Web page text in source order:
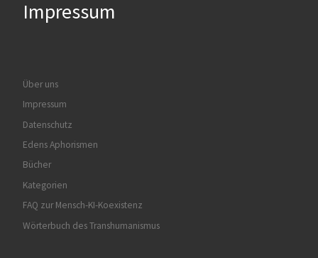
Impressum
Über uns
Impressum
Datenschutz
Edens Aphorismen
Bücher
Kategorien
FAQ zur Mensch-KI-Koexistenz
Wörterbuch des Transhumanismus